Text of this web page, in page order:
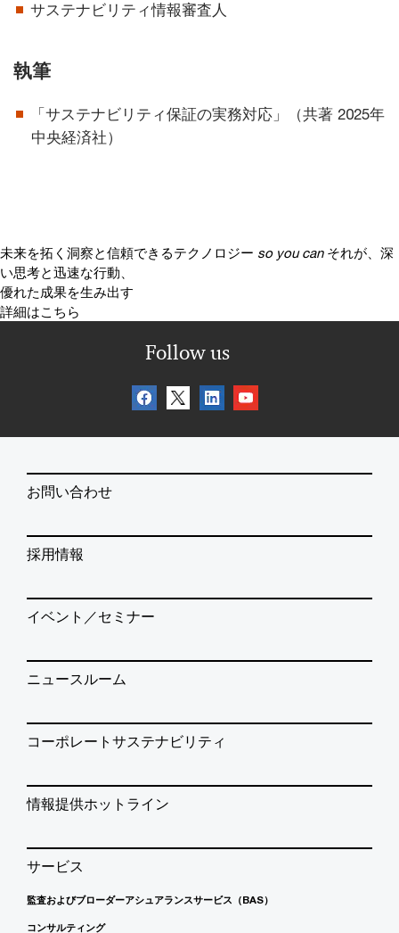
サステナビリティ情報審査人
執筆
「サステナビリティ保証の実務対応」（共著 2025年
中央経済社）
未来を拓く洞察と信頼できるテクノロジー so you can それが、深
い思考と迅速な行動、
優れた成果を生み出す
詳細はこちら
Follow us
お問い合わせ
採用情報
イベント／セミナー
ニュースルーム
コーポレートサステナビリティ
情報提供ホットライン
サービス
監査およびブローダーアシュアランスサービス（BAS）
コンサルティング